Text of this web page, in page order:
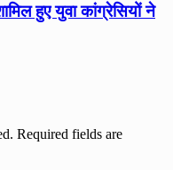
हुए युवा कांग्रेसियों ने
Required fields are